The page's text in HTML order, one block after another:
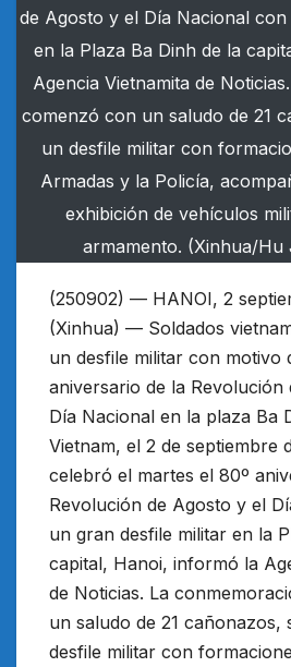
de Agosto y el Día Nacional
en la Plaza Ba Dinh de la
Agencia Vietnamita de
comenzó con un saludo de 21
un desfile militar con
Armadas y la Policía,
exhibición de vehículos
armamento. (Xinhua/Hu
(250902) — HANOI, 2
(Xinhua) — Soldados
un desfile militar con motivo
aniversario de la Revolución
Día Nacional en la plaza Ba
Vietnam, el 2 de septiembre
celebró el martes el 80º
Revolución de Agosto y el
un gran desfile militar en la
capital, Hanoi, informó la
de Noticias. La
un saludo de 21 cañonazos,
desfile militar con